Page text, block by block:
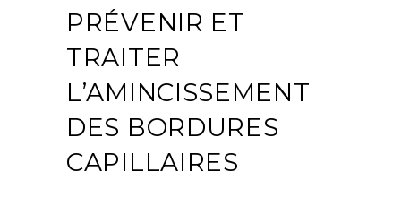
PRÉVENIR ET
TRAITER
L’AMINCISSEMENT
DES BORDURES
CAPILLAIRES